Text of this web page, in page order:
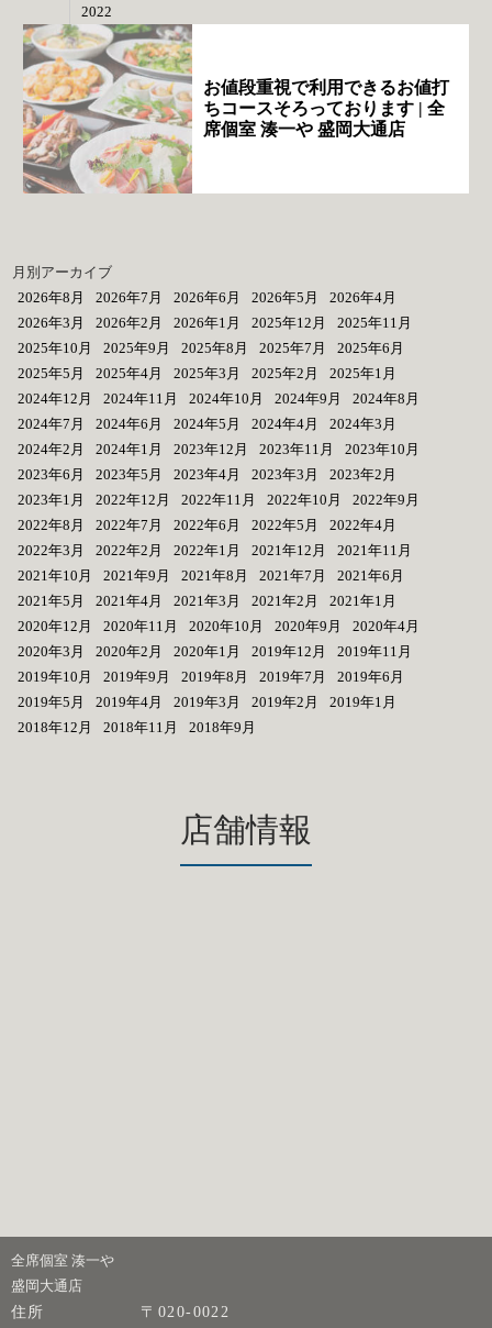
2022
お値段重視で利用できるお値打
ちコースそろっております | 全
席個室 湊一や 盛岡大通店
月別アーカイブ
2026年8月
2026年7月 2026年6月 2026年5月
2026年4月
2026年3月
2026年2月 2026年1月 2025年12月
2025年11月
2025年10月
2025年9月 2025年8月 2025年7月
2025年6月
2025年5月
2025年4月 2025年3月 2025年2月
2025年1月
2024年12月
2024年11月 2024年10月 2024年9月
2024年8月
2024年7月
2024年6月 2024年5月 2024年4月
2024年3月
2024年2月
2024年1月 2023年12月 2023年11月
2023年10月
2023年6月
2023年5月 2023年4月 2023年3月
2023年2月
2023年1月
2022年12月 2022年11月 2022年10月
2022年9月
2022年8月
2022年7月 2022年6月 2022年5月
2022年4月
2022年3月
2022年2月 2022年1月 2021年12月
2021年11月
2021年10月
2021年9月 2021年8月 2021年7月
2021年6月
2021年5月
2021年4月 2021年3月 2021年2月
2021年1月
2020年12月
2020年11月 2020年10月 2020年9月
2020年4月
2020年3月
2020年2月 2020年1月 2019年12月
2019年11月
2019年10月
2019年9月 2019年8月 2019年7月
2019年6月
2019年5月
2019年4月 2019年3月 2019年2月
2019年1月
2018年12月
2018年11月 2018年9月
店舗情報
全席個室 湊一や
盛岡大通店
住所
〒020-0022